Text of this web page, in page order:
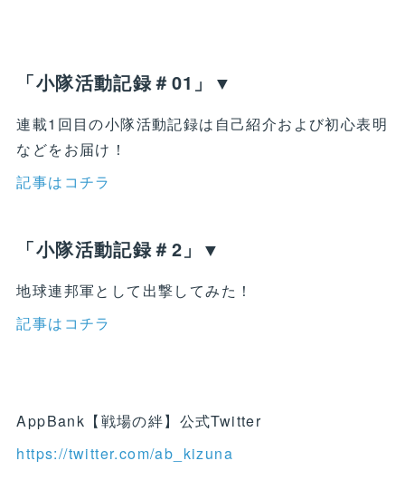
「小隊活動記録＃01」▼
連載1回目の小隊活動記録は自己紹介および初心表明
などをお届け！
記事はコチラ
「小隊活動記録＃2」▼
地球連邦軍として出撃してみた！
記事はコチラ
AppBank【戦場の絆】公式Twitter
https://twitter.com/ab_kizuna